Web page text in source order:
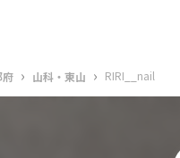
府 › 山科・東山 › RIRI__nail